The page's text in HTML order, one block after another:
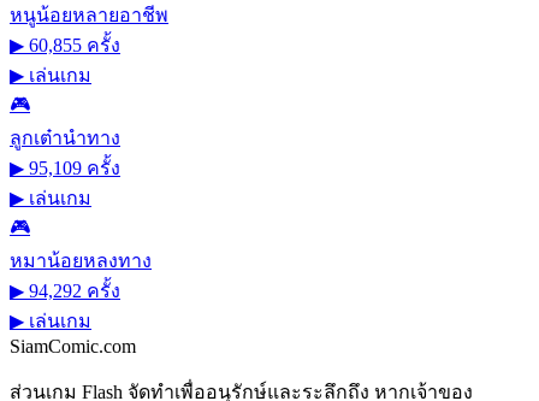
หนูน้อยหลายอาชีพ
▶ 60,855 ครั้ง
▶ เล่นเกม
🎮
ลูกเต๋านำทาง
▶ 95,109 ครั้ง
▶ เล่นเกม
🎮
หมาน้อยหลงทาง
▶ 94,292 ครั้ง
▶ เล่นเกม
SiamComic.com
ส่วนเกม Flash จัดทำเพื่ออนุรักษ์และระลึกถึง หากเจ้าของ